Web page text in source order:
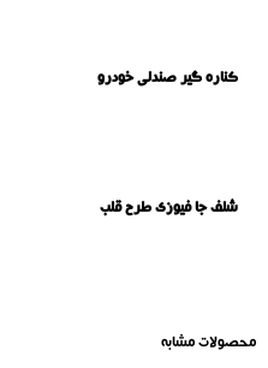
کناره گیر صندلی خودرو
شلف جا فیوزی طرح قلب
محصولات مشابه